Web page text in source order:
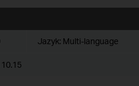
Jazyk: Multi-language